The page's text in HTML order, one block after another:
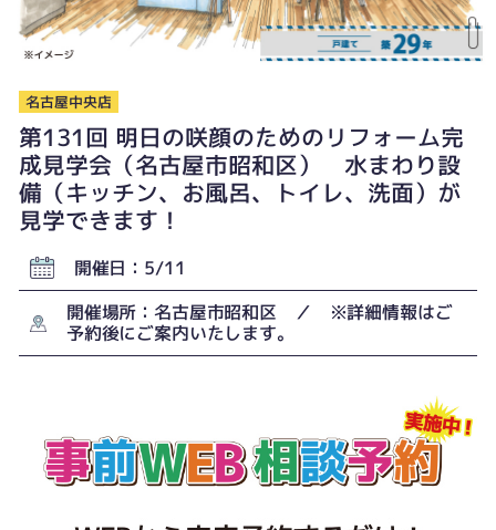
名古屋中央店
第131回 明日の咲顔のためのリフォーム完
成見学会（名古屋市昭和区） 水まわり設
備（キッチン、お風呂、トイレ、洗面）が
見学できます！
開催日：5/11
開催場所：名古屋市昭和区 ／ ※詳細情報はご
予約後にご案内いたします。